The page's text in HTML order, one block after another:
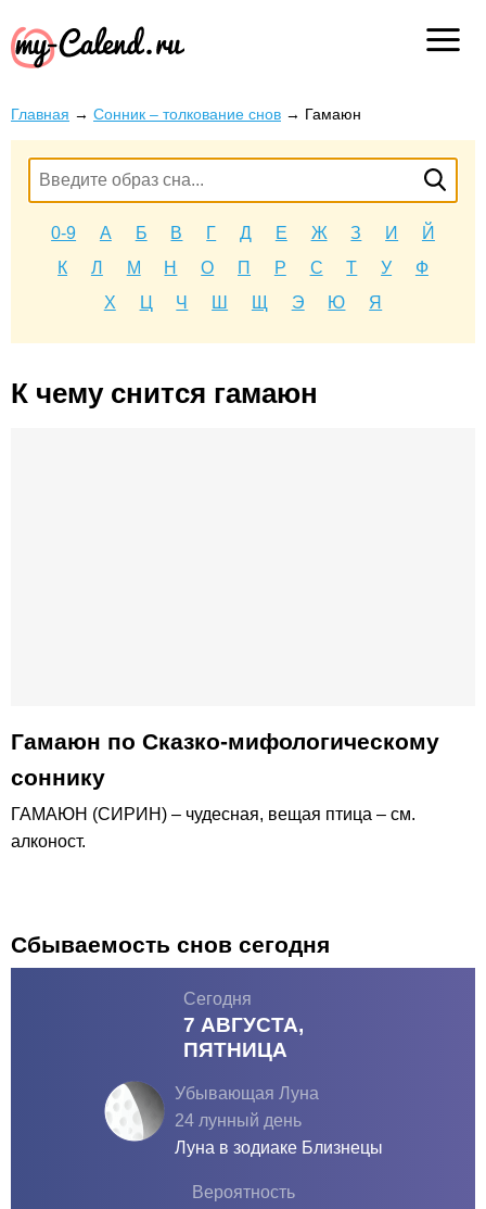
Главная → Сонник – толкование снов → Гамаюн
0-9 А Б В Г Д Е Ж З И
Й
К
Л М Н О П Р С Т У
Ф
Х
Ц Ч Ш Щ Э Ю Я
К чему снится гамаюн
Гамаюн по Сказко-мифологическому
соннику
ГАМАЮН (СИРИН) – чудесная, вещая птица – см.
алконост.
Сбываемость снов сегодня
Сегодня
7 АВГУСТА,
ПЯТНИЦА
Убывающая Луна
24 лунный день
Луна в зодиаке Близнецы
Вероятность